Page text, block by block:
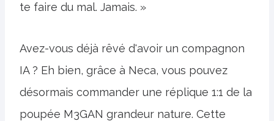
te faire du mal. Jamais. »
Avez-vous déjà rêvé d'avoir un compagnon
IA ? Eh bien, grâce à Neca, vous pouvez
désormais commander une réplique 1:1 de la
poupée M3GAN grandeur nature. Cette